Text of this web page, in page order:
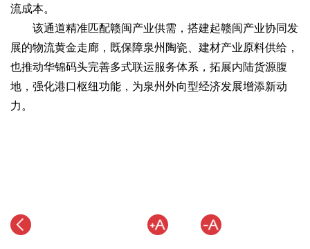
流成本。
该通道精准匹配赣闽产业供需，搭建起赣闽产业协同发
展的物流黄金走廊，既保障泉州陶瓷、建材产业原料供给，
也推动华锦码头完善多式联运服务体系，拓展内陆货源腹
地，强化港口枢纽功能，为泉州外向型经济发展增添新动
力。